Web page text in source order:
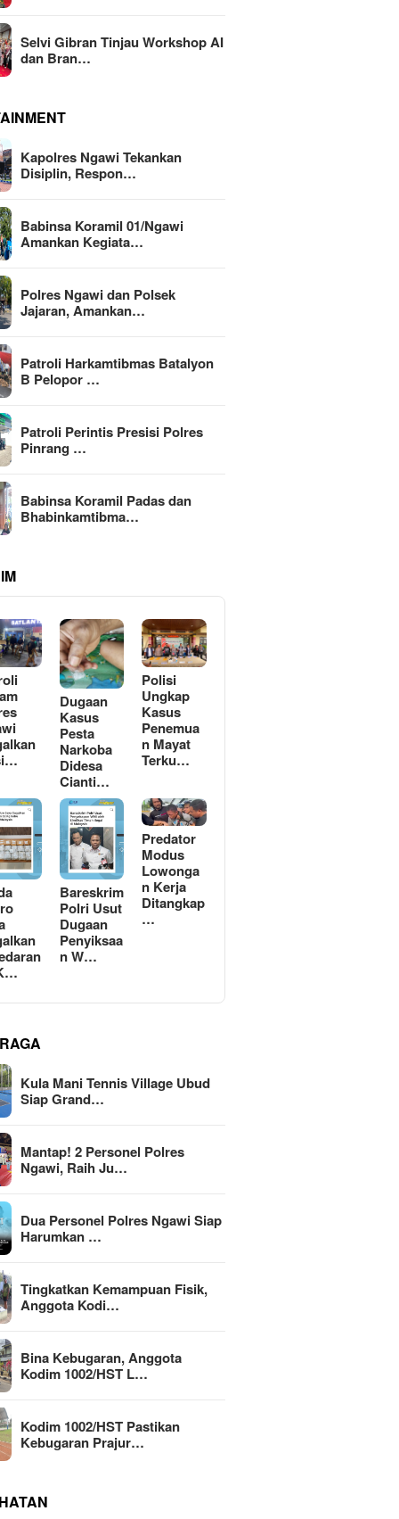
Selvi Gibran Tinjau Workshop AI
dan Bran…
Kapolres Ngawi Tekankan
Disiplin, Respon…
Babinsa Koramil 01/Ngawi
Amankan Kegiata…
Polres Ngawi dan Polsek
Jajaran, Amankan…
Patroli Harkamtibmas Batalyon
B Pelopor …
Patroli Perintis Presisi Polres
Pinrang …
Babinsa Koramil Padas dan
Bhabinkamtibma…
Dugaan
Kasus
Pesta
Narkoba
Didesa
Cianti…
Polisi
Ungkap
Kasus
Penemua
n Mayat
Terku…
Bareskrim
Polri Usut
Dugaan
Penyiksaa
n W…
Predator
Modus
Lowonga
n Kerja
Ditangkap
…
Kula Mani Tennis Village Ubud
Siap Grand…
Mantap! 2 Personel Polres
Ngawi, Raih Ju…
Dua Personel Polres Ngawi Siap
Harumkan …
Tingkatkan Kemampuan Fisik,
Anggota Kodi…
Bina Kebugaran, Anggota
Kodim 1002/HST L…
Kodim 1002/HST Pastikan
Kebugaran Prajur…